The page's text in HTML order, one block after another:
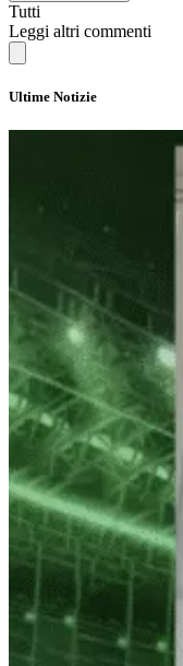
Tutti
Leggi altri commenti
Ultime Notizie